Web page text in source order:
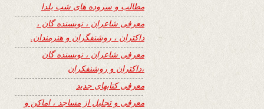
مطالب و سروده های شب یلدا
معرفی شاعران ، نویسنده گان ،
داکتران ، روشنفگران و هنرمندان.
معرفی شاعران ، نویسنده گان
،داکتران و روشنفکران
معرفی کتابهای جدید
معرفی و تجلیل از مساجد ، اماکن و